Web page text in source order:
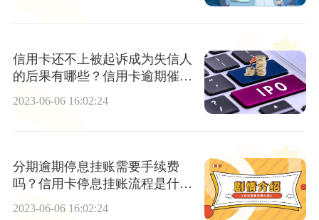
信用卡还不上被起诉成为失信人
的后果有哪些？信用卡逾期催收
2023-06-06 16:02:24
分期逾期停息挂账需要手续费
吗？信用卡停息挂账流程是什
2023-06-06 16:02:24